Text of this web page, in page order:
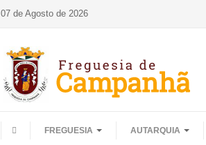
07 de Agosto de 2026
FREGUESIA AUTARQUIA